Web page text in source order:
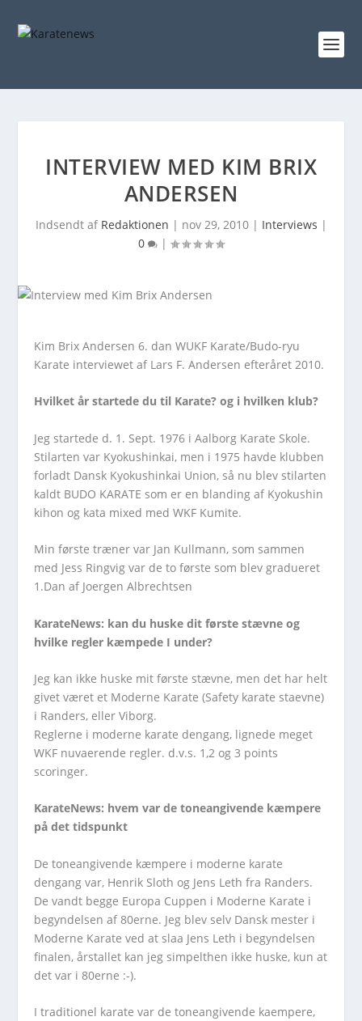
INTERVIEW MED KIM BRIX
ANDERSEN
Indsendt af Redaktionen | nov 29, 2010| Interviews |
0
|
Kim Brix Andersen 6. dan WUKF Karate/Budo-ryu
Karate interviewet af Lars F. Andersen efteråret 2010.
Hvilket år startede du til Karate? og i hvilken klub?
Jeg startede d. 1. Sept. 1976 i Aalborg Karate Skole.
Stilarten var Kyokushinkai, men i 1975 havde klubben
forladt Dansk Kyokushinkai Union, så nu blev stilarten
kaldt BUDO KARATE som er en blanding af Kyokushin
kihon og kata mixed med WKF Kumite.
Min første træner var Jan Kullmann, som sammen
med Jess Ringvig var de to første som blev gradueret
1.Dan af Joergen Albrechtsen
KarateNews: kan du huske dit første stævne og
hvilke regler kæmpede I under?
Jeg kan ikke huske mit første stævne, men det har helt
givet været et Moderne Karate (Safety karate staevne)
i Randers, eller Viborg.
Reglerne i moderne karate dengang, lignede meget
WKF nuvaerende regler. d.v.s. 1,2 og 3 points
scoringer.
KarateNews: hvem var de toneangivende kæmpere
på det tidspunkt
De toneangivende kæmpere i moderne karate
dengang var, Henrik Sloth og Jens Leth fra Randers.
De vandt begge Europa Cuppen i Moderne Karate i
begyndelsen af 80erne. Jeg blev selv Dansk mester i
Moderne Karate ved at slaa Jens Leth i begyndelsen
finalen, årstallet kan jeg simpelthen ikke huske, kun at
det var i 80erne :-).
I traditionel karate var de toneangivende kaempere,